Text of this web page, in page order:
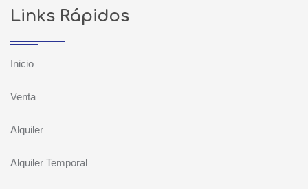
Links Rápidos
Inicio
Venta
Alquiler
Alquiler Temporal